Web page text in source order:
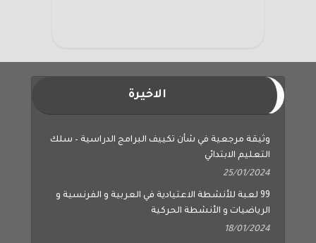
الاخيرة
وثيقة مرجعية في شأن تكييف البرامج الدراسية – سلك
التعليم الابتدائي
25/01/2024
99 لعبة للأنشطة الاعتيادية في العربية و الفرنسية و
الرياضيات و الأنشطة الحركية
18/01/2024